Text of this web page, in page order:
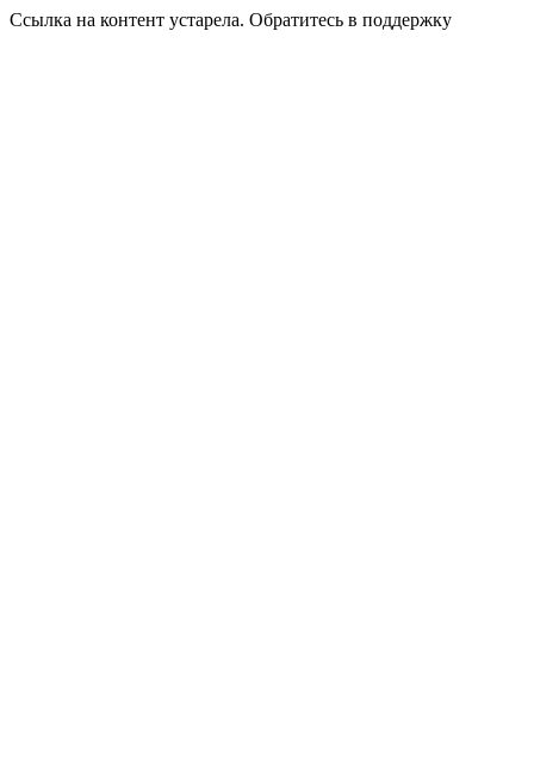
Ссылка на контент устарела. Обратитесь в поддержку